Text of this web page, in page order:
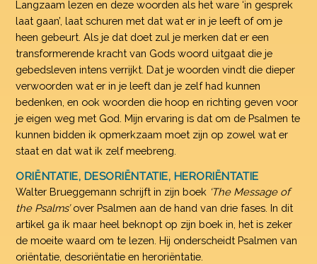
Langzaam lezen en deze woorden als het ware ‘in gesprek
laat gaan’, laat schuren met dat wat er in je leeft of om je
heen gebeurt. Als je dat doet zul je merken dat er een
transformerende kracht van Gods woord uitgaat die je
gebedsleven intens verrijkt. Dat je woorden vindt die dieper
verwoorden wat er in je leeft dan je zelf had kunnen
bedenken, en ook woorden die hoop en richting geven voor
je eigen weg met God. Mijn ervaring is dat om de Psalmen te
kunnen bidden ik opmerkzaam moet zijn op zowel wat er
staat en dat wat ik zelf meebreng.
ORIËNTATIE, DESORIËNTATIE, HERORIËNTATIE
Walter Brueggemann schrijft in zijn boek ‘The Message of
the Psalms’over Psalmen aan de hand van drie fases. In dit
artikel ga ik maar heel beknopt op zijn boek in, het is zeker
de moeite waard om te lezen. Hij onderscheidt Psalmen van
oriëntatie, desoriëntatie en heroriëntatie.